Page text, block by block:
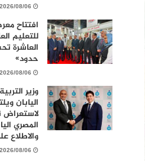
2026/08/06 2:38:38 مساءً
افتتاح
للتعليم
العاشرة
حدود»
2026/08/06 2:17:53 مساءً
وزير
اليابان
لاستعراض
المصري
والاطلاع
2026/08/06 12:16:27 مساءً